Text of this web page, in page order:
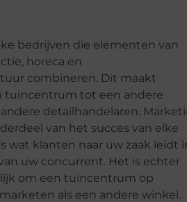
bedrijven die elementen van
horeca en
combineren. Dit maakt
tuincentrum tot een andere
detailhandelaren.
van het succes van elke
wat klanten naar uw zaak leidt
uw concurrent. Het is echter
om een tuincentrum op
als een andere winkel.